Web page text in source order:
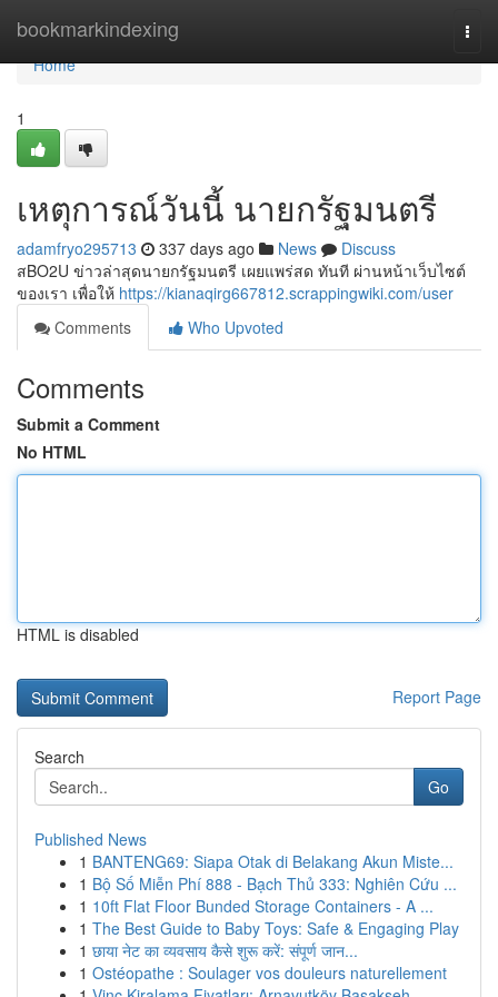
bookmarkindexing
Home
Home
1
เหตุการณ์วันนี้ นายกรัฐมนตรี
adamfryo295713 337 days ago News
Discuss
สBO2U ข่าวล่าสุดนายกรัฐมนตรี เผยแพร่สด ทันที ผ่านหน้าเว็บไซต์
ของเรา เพื่อให้ https://kianaqirg667812.scrappingwiki.com/user
Comments
Who Upvoted
Comments
Submit a Comment
No HTML
HTML is disabled
Report Page
Search
Go
Published News
1 BANTENG69: Siapa Otak di Belakang Akun Miste...
1 Bộ Số Miễn Phí 888 - Bạch Thủ 333: Nghiên Cứu ...
1 10ft Flat Floor Bunded Storage Containers - A ...
1 The Best Guide to Baby Toys: Safe & Engaging Play
1 छाया नेट का व्यवसाय कैसे शुरू करें: संपूर्ण जान...
1 Ostéopathe : Soulager vos douleurs naturellement